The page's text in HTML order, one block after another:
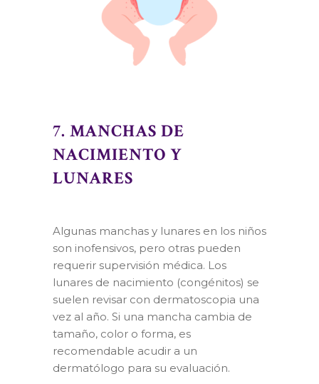
7. MANCHAS DE
NACIMIENTO Y
LUNARES
Algunas manchas y lunares en los niños
son inofensivos, pero otras pueden
requerir supervisión médica. Los
lunares de nacimiento (congénitos) se
suelen revisar con dermatoscopia una
vez al año. Si una mancha cambia de
tamaño, color o forma, es
recomendable acudir a un
dermatólogo para su evaluación.